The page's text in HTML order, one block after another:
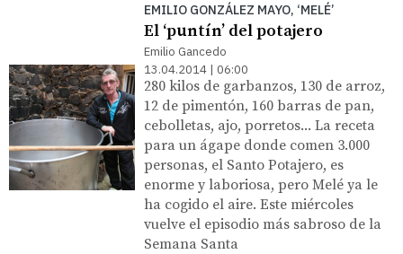
EMILIO GONZÁLEZ MAYO, ‘MELÉ’
El ‘puntín’ del potajero
Emilio Gancedo
13.04.2014 | 06:00
280 kilos de garbanzos, 130 de arroz,
12 de pimentón, 160 barras de pan,
cebolletas, ajo, porretos... La receta
para un ágape donde comen 3.000
personas, el Santo Potajero, es
enorme y laboriosa, pero Melé ya le
ha cogido el aire. Este miércoles
vuelve el episodio más sabroso de la
Semana Santa